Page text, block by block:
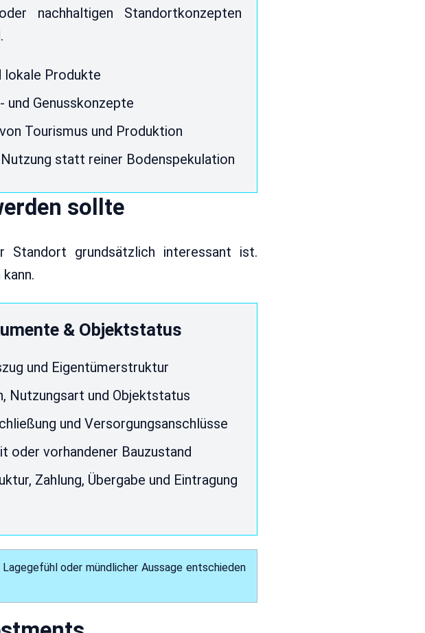
nachhaltigen Standortkonzepten
lokale Produkte
und Genusskonzepte
Tourismus und Produktion
statt reiner Bodenspekulation
sollte
grundsätzlich interessant ist.
& Objektstatus
und Eigentümerstruktur
Nutzungsart und Objektstatus
und Versorgungsanschlüsse
oder vorhandener Bauzustand
Zahlung, Übergabe und Eintragung
oder mündlicher Aussage entschieden